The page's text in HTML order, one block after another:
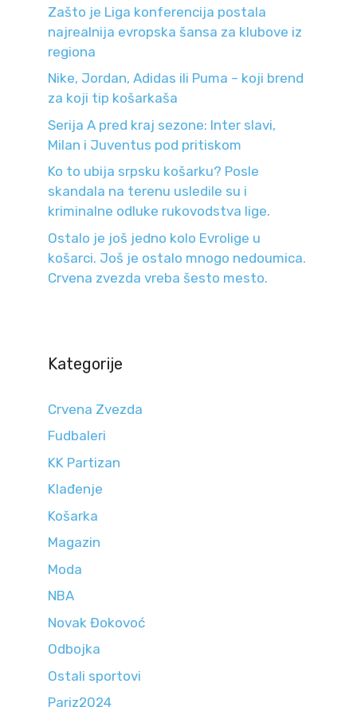
Zašto je Liga konferencija postala
najrealnija evropska šansa za klubove iz
regiona
Nike, Jordan, Adidas ili Puma – koji brend
za koji tip košarkaša
Serija A pred kraj sezone: Inter slavi,
Milan i Juventus pod pritiskom
Ko to ubija srpsku košarku? Posle
skandala na terenu usledile su i
kriminalne odluke rukovodstva lige.
Ostalo je još jedno kolo Evrolige u
košarci. Još je ostalo mnogo nedoumica.
Crvena zvezda vreba šesto mesto.
Kategorije
Crvena Zvezda
Fudbaleri
KK Partizan
Klađenje
Košarka
Magazin
Moda
NBA
Novak Đokovoć
Odbojka
Ostali sportovi
Pariz2024